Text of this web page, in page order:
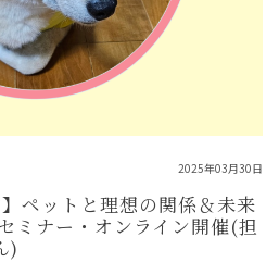
2025年03月30日
ペットと理想の関係＆未来
ミナー・オンライン開催(担
)